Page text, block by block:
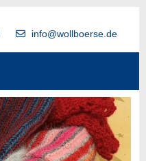
info@wollboerse.de